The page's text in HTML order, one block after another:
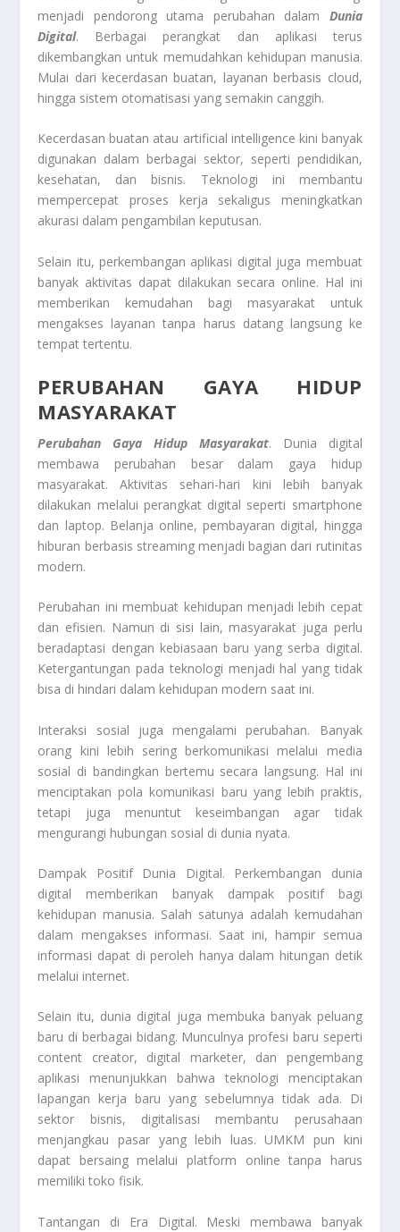
menjadi pendorong utama perubahan dalam Dunia
Digital. Berbagai perangkat dan aplikasi terus
dikembangkan untuk memudahkan kehidupan manusia.
Mulai dari kecerdasan buatan, layanan berbasis cloud,
hingga sistem otomatisasi yang semakin canggih.
Kecerdasan buatan atau artificial intelligence kini banyak
digunakan dalam berbagai sektor, seperti pendidikan,
kesehatan, dan bisnis. Teknologi ini membantu
mempercepat proses kerja sekaligus meningkatkan
akurasi dalam pengambilan keputusan.
Selain itu, perkembangan aplikasi digital juga membuat
banyak aktivitas dapat dilakukan secara online. Hal ini
memberikan kemudahan bagi masyarakat untuk
mengakses layanan tanpa harus datang langsung ke
tempat tertentu.
PERUBAHAN GAYA HIDUP
MASYARAKAT
Perubahan Gaya Hidup Masyarakat. Dunia digital
membawa perubahan besar dalam gaya hidup
masyarakat. Aktivitas sehari-hari kini lebih banyak
dilakukan melalui perangkat digital seperti smartphone
dan laptop. Belanja online, pembayaran digital, hingga
hiburan berbasis streaming menjadi bagian dari rutinitas
modern.
Perubahan ini membuat kehidupan menjadi lebih cepat
dan efisien. Namun di sisi lain, masyarakat juga perlu
beradaptasi dengan kebiasaan baru yang serba digital.
Ketergantungan pada teknologi menjadi hal yang tidak
bisa di hindari dalam kehidupan modern saat ini.
Interaksi sosial juga mengalami perubahan. Banyak
orang kini lebih sering berkomunikasi melalui media
sosial di bandingkan bertemu secara langsung. Hal ini
menciptakan pola komunikasi baru yang lebih praktis,
tetapi juga menuntut keseimbangan agar tidak
mengurangi hubungan sosial di dunia nyata.
Dampak Positif Dunia Digital. Perkembangan dunia
digital memberikan banyak dampak positif bagi
kehidupan manusia. Salah satunya adalah kemudahan
dalam mengakses informasi. Saat ini, hampir semua
informasi dapat di peroleh hanya dalam hitungan detik
melalui internet.
Selain itu, dunia digital juga membuka banyak peluang
baru di berbagai bidang. Munculnya profesi baru seperti
content creator, digital marketer, dan pengembang
aplikasi menunjukkan bahwa teknologi menciptakan
lapangan kerja baru yang sebelumnya tidak ada. Di
sektor bisnis, digitalisasi membantu perusahaan
menjangkau pasar yang lebih luas. UMKM pun kini
dapat bersaing melalui platform online tanpa harus
memiliki toko fisik.
Tantangan di Era Digital. Meski membawa banyak